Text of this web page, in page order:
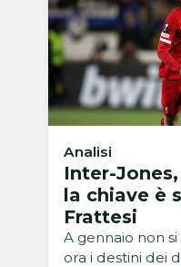
Analisi
Inter-
la chiave è
Frattesi
A gennaio non
ora i destini dei